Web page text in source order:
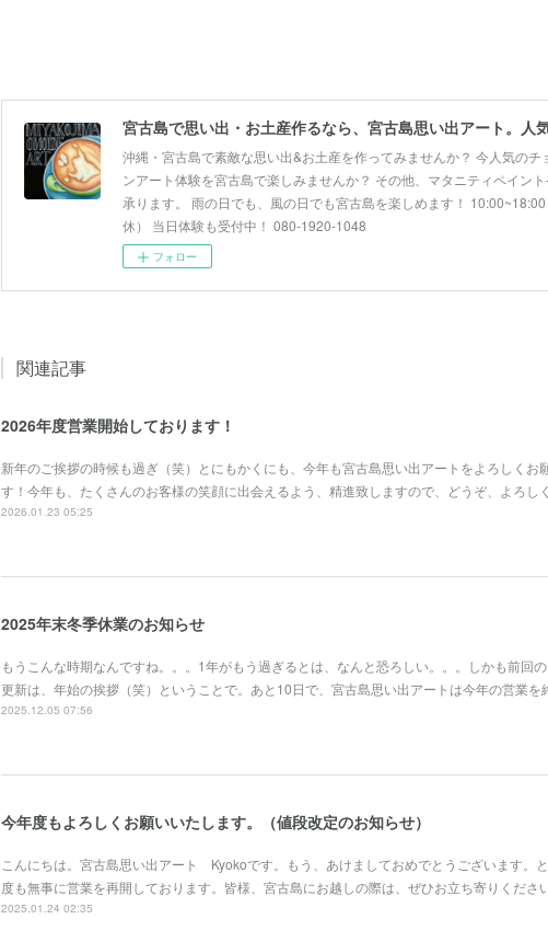
沖縄・宮古島で素敵な思い出&お土産を作ってみませんか？ 今人気の
ンアート体験を宮古島で楽しみませんか？ その他、マタニティペイン
承ります。 雨の日でも、風の日でも宮古島を楽しめます！
休） 当日体験も受付中！ 080-1920-1048
フォロー
関連記事
2026年度営業開始しております！
新年のご挨拶の時候も過ぎ（笑）とにもかくにも、今年も宮古島思い出アートをよろしくお
す！今年も、たくさんのお客様の笑顔に出会えるよう、精進致しますので、どうぞ、よろし
2026.01.23 05:25
2025年末冬季休業のお知らせ
もうこんな時期なんですね。。。1年がもう過ぎるとは、なんと恐ろしい。。。しかも前回
更新は、年始の挨拶（笑）ということで。あと10日で、宮古島思い出アートは今年の営業を
2025.12.05 07:56
今年度もよろしくお願いいたします。（値段改定のお知らせ）
こんにちは。宮古島思い出アート Kyokoです。もう、あけましておめでとうございます。
度も無事に営業を再開しております。皆様、宮古島にお越しの際は、ぜひお立ち寄りくださ
2025.01.24 02:35